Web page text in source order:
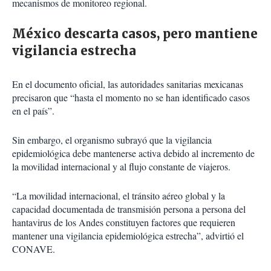
mecanismos de monitoreo regional.
México descarta casos, pero mantiene
vigilancia estrecha
En el documento oficial, las autoridades sanitarias mexicanas
precisaron que “hasta el momento no se han identificado casos
en el país”.
Sin embargo, el organismo subrayó que la vigilancia
epidemiológica debe mantenerse activa debido al incremento de
la movilidad internacional y al flujo constante de viajeros.
“La movilidad internacional, el tránsito aéreo global y la
capacidad documentada de transmisión persona a persona del
hantavirus de los Andes constituyen factores que requieren
mantener una vigilancia epidemiológica estrecha”, advirtió el
CONAVE.